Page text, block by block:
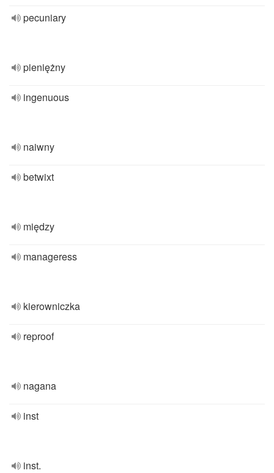
pecuniary
pieniężny
ingenuous
naiwny
betwixt
między
manageress
kierowniczka
reproof
nagana
inst
inst.